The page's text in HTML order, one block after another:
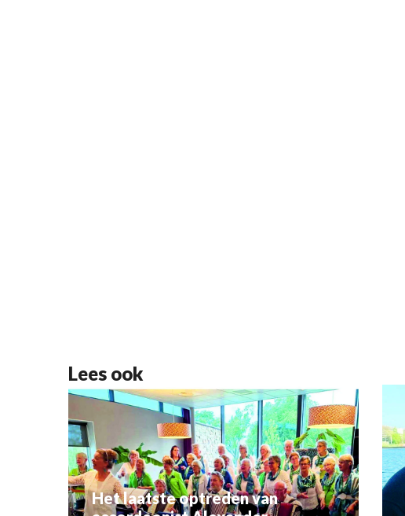
Lees ook
Het laatste optreden van